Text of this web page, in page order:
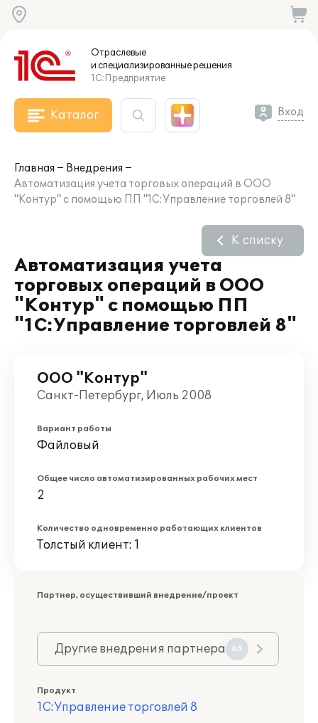
Отраслевые
и специализированныерешения
1С:Предприятие
Каталог Вход
Главная
Внедрения
Автоматизация учета торговых операций в ООО
"Контур" с помощью ПП "1С:Управление торговлей 8"
Автоматизация учета
торговых операций в ООО
"Контур" с помощью ПП
"1С:Управление торговлей 8"
К списку
ООО "Контур"
Санкт-Петербург, Июль 2008
Вариант работы
Файловый
Общее число автоматизированных рабочих мест
2
Количество одновременно работающих клиентов
Толстый клиент: 1
Партнер, осуществивший внедрение/проект
Другие внедрения партнера 65
Продукт
1С:Управление торговлей 8